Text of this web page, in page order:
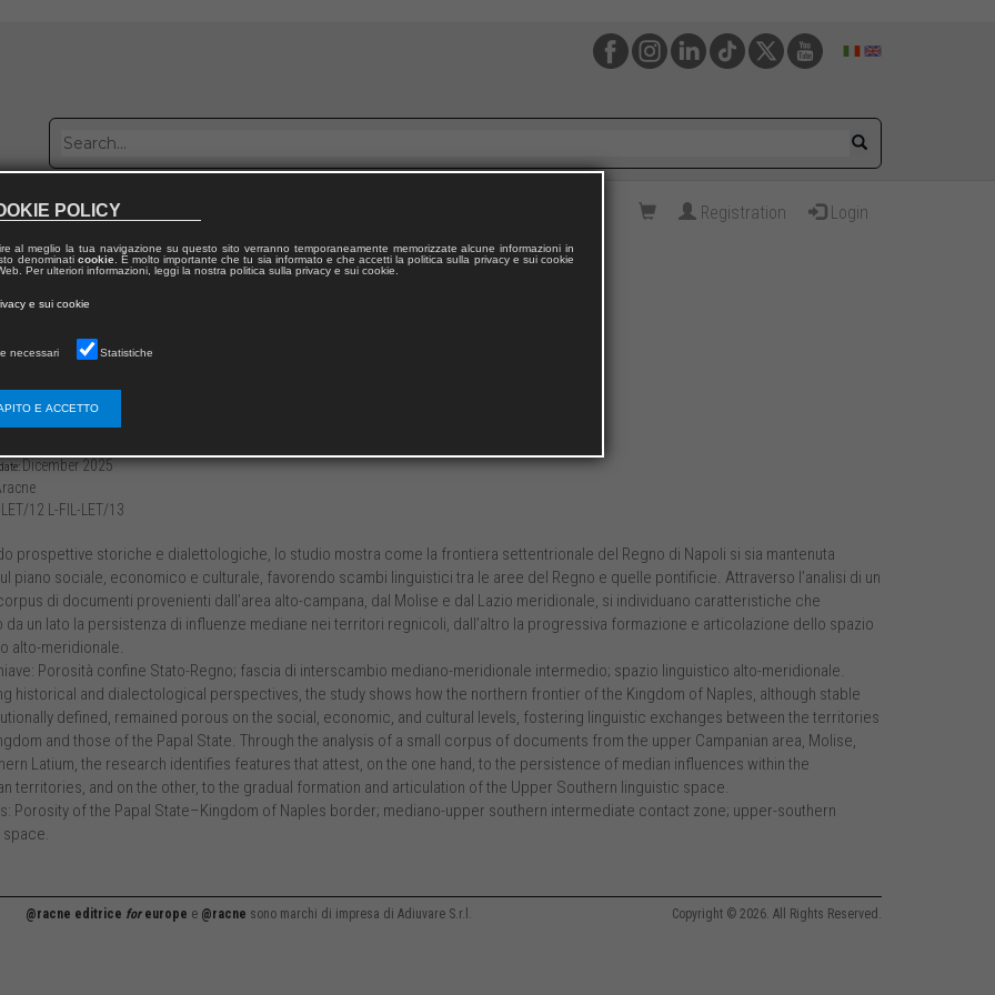
with us Registration Login
Dicember 2025
LET/12 L-FIL-LET/13
prospettive storiche e dialettologiche, lo studio mostra come la frontiera settentrionale del Regno di Napoli si sia mantenuta
piano sociale, economico e culturale, favorendo scambi linguistici tra le aree del Regno e quelle pontificie. Attraverso l’analisi di un
di documenti provenienti dall’area alto-campana, dal Molise e dal Lazio meridionale, si individuano caratteristiche che
da un lato la persistenza di influenze mediane nei territori regnicoli, dall’altro la progressiva formazione e articolazione dello spazio
alto-meridionale.
Porosità confine Stato-Regno; fascia di interscambio mediano-meridionale intermedio; spazio linguistico alto-meridionale.
historical and dialectological perspectives, the study shows how the northern frontier of the Kingdom of Naples, although stable
defined, remained porous on the social, economic, and cultural levels, fostering linguistic exchanges between the territories
and those of the Papal State. Through the analysis of a small corpus of documents from the upper Campanian area, Molise,
Latium, the research identifies features that attest, on the one hand, to the persistence of median influences within the
territories, and on the other, to the gradual formation and articulation of the Upper Southern linguistic space.
Porosity of the Papal State–Kingdom of Naples border; mediano-upper southern intermediate contact zone; upper-southern
@racne editrice foreurope e @racne sono marchi di impresa di Adiuvare S.r.l. Copyright © 2026. All Rights Reserved.
POLICY
al meglio la tua navigazione su questo sito verranno temporaneamente memorizzate alcune informazioni in
denominati cookie. È molto importante che tu sia informato e che accetti la politica sulla privacy e sui cookie
Per ulteriori informazioni, leggi la nostra politica sulla privacy e sui cookie.
e sui cookie
necessari Statistiche
E ACCETTO